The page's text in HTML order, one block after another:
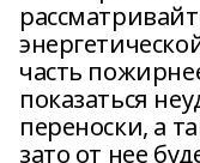
часть
показаться
переноски, а
зато от нее